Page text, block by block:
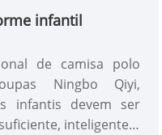
infantil
de camisa polo
Ningbo Qiyi,
infantis devem ser
inteligente o